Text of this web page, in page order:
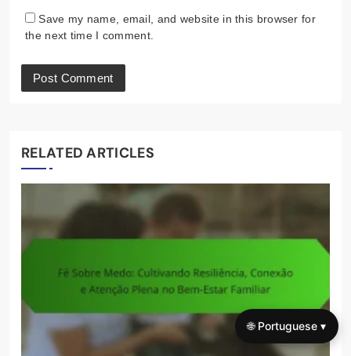
Save my name, email, and website in this browser for
the next time I comment.
RELATED ARTICLES
🌐 Portuguese ▾